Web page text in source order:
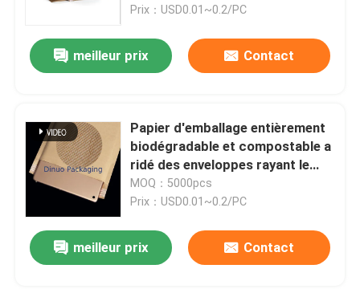
sacs à vide en nylon
Sacs en plastique CPE
La coutume imprimée tiennent des poches
Sacs de papier d'aluminium
Boîte de papier imprimée
Prix：USD0.01~0.2/PC
meilleur prix Contact
Papier d'emballage entièrement
biodégradable et compostable a
ridé des enveloppes rayant le
papier capitonné de nid
d'abeilles
MOQ：5000pcs
Prix：USD0.01~0.2/PC
meilleur prix Contact